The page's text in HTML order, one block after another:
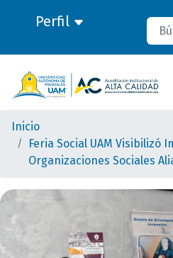
Perfil
Inicio
Feria Social UAM Visibilizó
Organizaciones Sociales